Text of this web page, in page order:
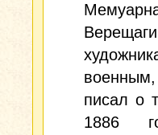
писал о
1886